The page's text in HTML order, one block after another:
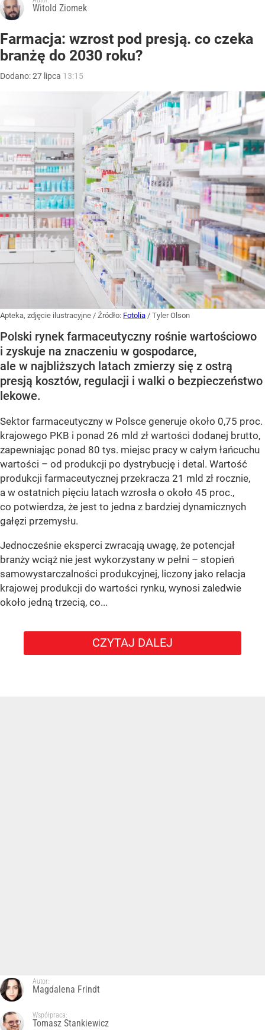
Witold Ziomek
Farmacja: wzrost pod presją. co czeka
branżę do 2030 roku?
Dodano:27 lipca 13:15
Apteka, zdjęcie ilustracyjne / Źródło: Fotolia / Tyler Olson
Polski rynek farmaceutyczny rośnie wartościowo
i zyskuje na znaczeniu w gospodarce,
ale w najbliższych latach zmierzy się z ostrą
presją kosztów, regulacji i walki o bezpieczeństwo
lekowe.
Sektor farmaceutyczny w Polsce generuje około 0,75 proc.
krajowego PKB i ponad 26 mld zł wartości dodanej brutto,
zapewniając ponad 80 tys. miejsc pracy w całym łańcuchu
wartości – od produkcji po dystrybucję i detal. Wartość
produkcji farmaceutycznej przekracza 21 mld zł rocznie,
a w ostatnich pięciu latach wzrosła o około 45 proc.,
co potwierdza, że jest to jedna z bardziej dynamicznych
gałęzi przemysłu.
Jednocześnie eksperci zwracają uwagę, że potencjał
branży wciąż nie jest wykorzystany w pełni – stopień
samowystarczalności produkcyjnej, liczony jako relacja
krajowej produkcji do wartości rynku, wynosi zaledwie
około jedną trzecią, co...
CZYTAJ DALEJ
Autor:
Magdalena Frindt
Współpraca:
Tomasz Stankiewicz